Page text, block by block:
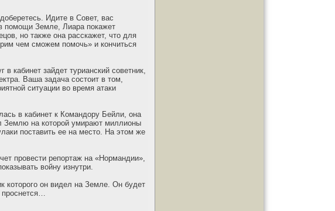
Идите в Совет, вас
в помощи Земле, Лиара покажет
но также она расскажет, что для
чем сможем помочь» и кончиться
кабинет зайдет турианский советник,
Ваша задача состоит в том,
ситуации во время атаки
в кабинет к Командору Бейли, она
Землю на которой умирают миллионы
поставить ее на место. На этом же
провести репортаж на «Нормандии»,
войну изнутри.
которого он видел на Земле. Он будет
проснется…